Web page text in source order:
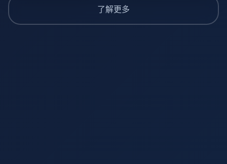
了解更多